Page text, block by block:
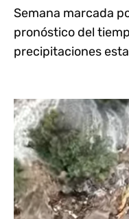
Semana marcada
pronóstico del
precipitaciones